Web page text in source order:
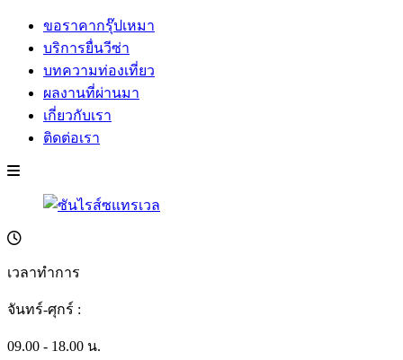
ขอราคากรุ๊ปเหมา
บริการยื่นวีซ่า
บทความท่องเที่ยว
ผลงานที่ผ่านมา
เกี่ยวกับเรา
ติดต่อเรา
เวลาทำการ
จันทร์-ศุกร์ :
09.00 - 18.00 น.